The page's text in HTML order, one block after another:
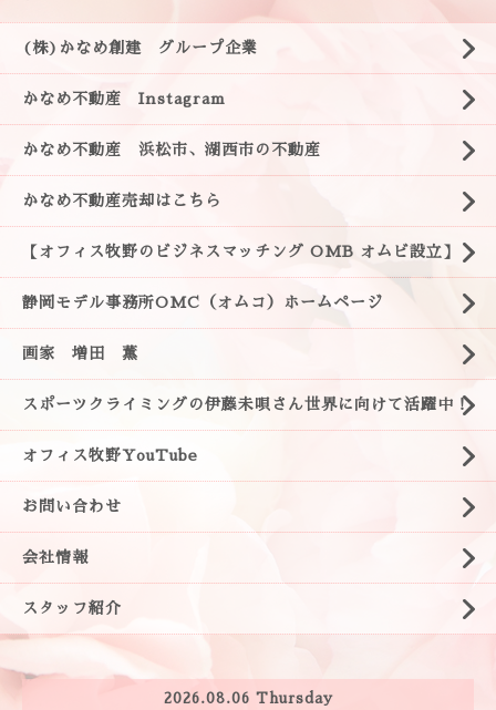
(株)かなめ創建 グループ企業
かなめ不動産 Instagram
かなめ不動産 浜松市、湖西市の不動産
かなめ不動産売却はこちら
【オフィス牧野のビジネスマッチング OMB オムビ設立】
静岡モデル事務所OMC（オムコ）ホームページ
画家 増田 薫
スポーツクライミングの伊藤未唄さん世界に向けて活躍中！
オフィス牧野YouTube
お問い合わせ
会社情報
スタッフ紹介
2026.08.06 Thursday